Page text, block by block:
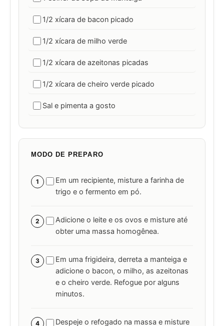
1/2 xícara de bacon picado
1/2 xícara de milho verde
1/2 xícara de azeitonas picadas
1/2 xícara de cheiro verde picado
Sal e pimenta a gosto
MODO DE PREPARO
1
Em um recipiente, misture a farinha de
trigo e o fermento em pó.
2
Adicione o leite e os ovos e misture até
obter uma massa homogênea.
3
Em uma frigideira, derreta a manteiga e
adicione o bacon, o milho, as azeitonas
e o cheiro verde. Refogue por alguns
minutos.
4
Despeje o refogado na massa e misture